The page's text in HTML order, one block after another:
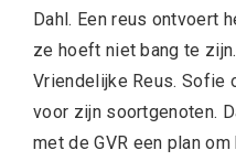
Dahl. Een reus ontvoert
ze hoeft niet bang te
Vriendelijke Reus. Sofie
voor zijn soortgenoten.
met de GVR een plan